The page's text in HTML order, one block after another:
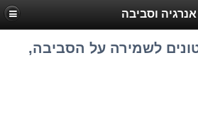
אנרגיה וסביבה
לשמירה על הסביבה,